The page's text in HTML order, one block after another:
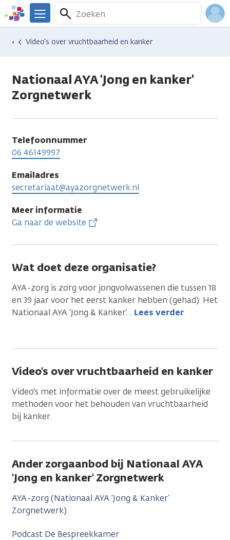
Overslaan
en
naar
We
er
Kanker.nl
Zoeken
Menu
Hulp en ondersteuning
Vind hulp bij kanker
Video's over vruchtbaarheid en kanker
Nationaal AYA 'Jong en kanker'
Zorgnetwerk
Telefoonnummer
06 46149997
Emailadres
secretariaat@ayazorgnetwerk.nl
Meer informatie
Ga naar de website
Wat doet deze organisatie?
AYA-zorg is zorg voor jongvolwassenen die tussen 18
en 39 jaar voor het eerst kanker hebben (gehad). Het
Nationaal AYA ‘Jong & Kanker’… Lees verder
Video's over vruchtbaarheid en kanker
Video's met informatie over de meest gebruikelijke
methoden voor het behouden van vruchtbaarheid
bij kanker.
Ander zorgaanbod bij Nationaal AYA
'Jong en kanker' Zorgnetwerk
AYA-zorg (Nationaal AYA ‘Jong & Kanker’
Zorgnetwerk)
Podcast De Bespreekkamer